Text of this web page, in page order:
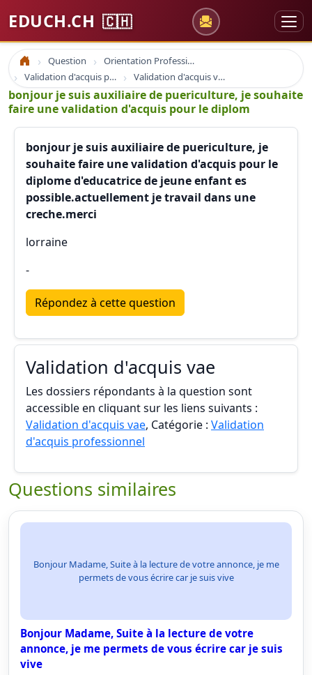
EDUCH.CH 🇨🇭
Accueil Question
Orientation Professionnelle
Validation d'acquis professionnel
Validation d'acquis vae
bonjour je suis auxiliaire de puericulture, je souhaite
faire une validation d'acquis pour le diplom
bonjour je suis auxiliaire de puericulture, je
souhaite faire une validation d'acquis pour le
diplome d'educatrice de jeune enfant es
possible.actuellement je travail dans une
creche.merci
lorraine
-
Répondez à cette question
Validation d'acquis vae
Les dossiers répondants à la question sont
accessible en cliquant sur les liens suivants :
Validation d'acquis vae, Catégorie : Validation
d'acquis professionnel
Questions similaires
Bonjour Madame, Suite à la lecture de votre annonce, je me
permets de vous écrire car je suis vive
Bonjour Madame, Suite à la lecture de votre
annonce, je me permets de vous écrire car je suis
vive